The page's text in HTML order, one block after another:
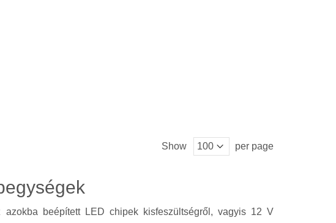
Show per page
beépített LED chipek kisfeszültségről, vagyis 12 V